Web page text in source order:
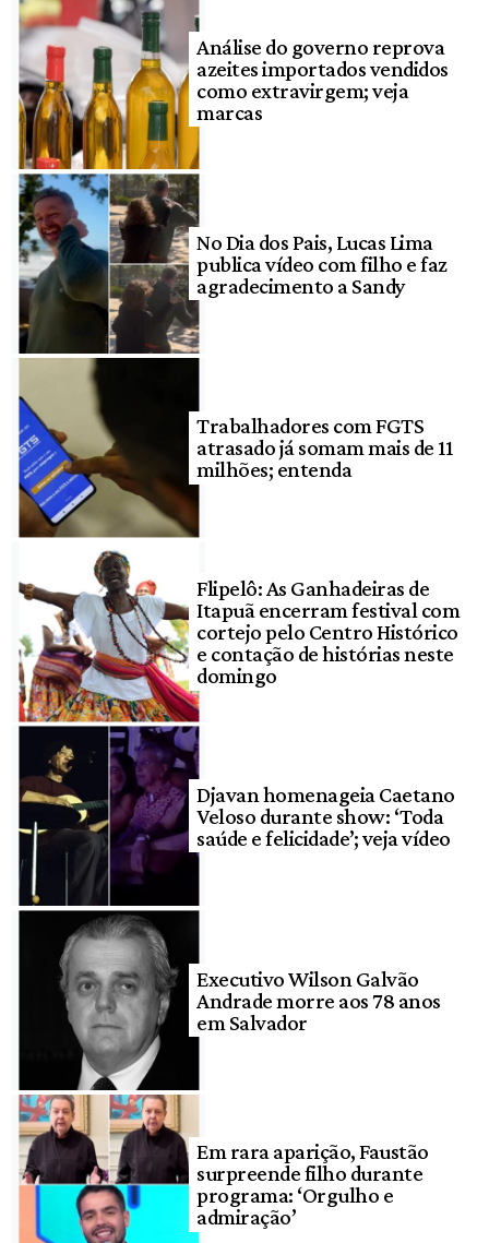
Análise do governo reprova
azeites importados vendidos
como extravirgem; veja
marcas
No Dia dos Pais, Lucas Lima
publica vídeo com filho e faz
agradecimento a Sandy
Trabalhadores com FGTS
atrasado já somam mais de 11
milhões; entenda
Flipelô: As Ganhadeiras de
Itapuã encerram festival com
cortejo pelo Centro Histórico
e contação de histórias neste
domingo
Djavan homenageia Caetano
Veloso durante show: ‘Toda
saúde e felicidade’; veja vídeo
Executivo Wilson Galvão
Andrade morre aos 78 anos
em Salvador
Em rara aparição, Faustão
surpreende filho durante
programa: ‘Orgulho e
admiração’